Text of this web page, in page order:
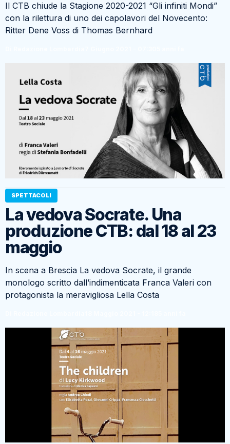
Il CTB chiude la Stagione 2020-2021 “Gli infiniti Mondi”
con la rilettura di uno dei capolavori del Novecento:
Ritter Dene Voss di Thomas Bernhard
SPETTACOLI
La vedova Socrate. Una
produzione CTB: dal 18 al 23
maggio
In scena a Brescia La vedova Socrate, il grande
monologo scritto dall’indimenticata Franca Valeri con
protagonista la meravigliosa Lella Costa